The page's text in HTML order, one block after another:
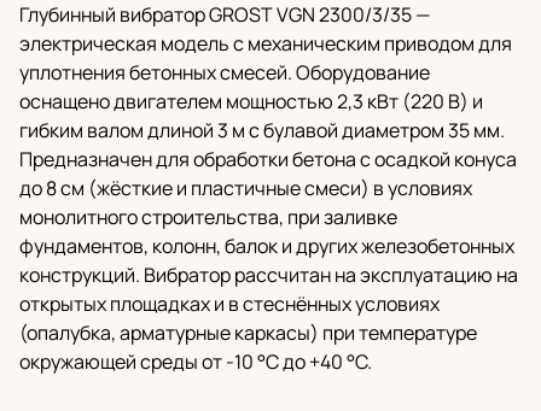
Глубинный вибратор GROST VGN 2300/3/35 —
электрическая модель с механическим приводом для
уплотнения бетонных смесей. Оборудование
оснащено двигателем мощностью 2,3 кВт (220 В) и
гибким валом длиной 3 м с булавой диаметром 35 мм.
Предназначен для обработки бетона с осадкой конуса
до 8 см (жёсткие и пластичные смеси) в условиях
монолитного строительства, при заливке
фундаментов, колонн, балок и других железобетонных
конструкций. Вибратор рассчитан на эксплуатацию на
открытых площадках и в стеснённых условиях
(опалубка, арматурные каркасы) при температуре
окружающей среды от -10 °C до +40 °C.